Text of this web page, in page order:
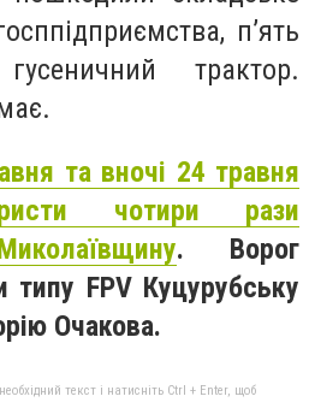
п’ять
трактор.
та вночі 24 травня
чотири рази
. Ворог
типу FPV Куцурубську
Очакова.
текст і натисніть Ctrl + Enter, щоб